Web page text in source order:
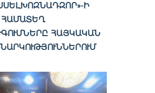
Ի
ՀԱՄԱՏԵՂ
ՀԱՅԿԱԿԱՆ